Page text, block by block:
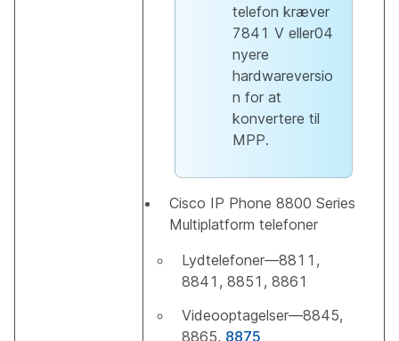
telefon kræver
7841 V eller04
nyere
hardwareversio
n for at
konvertere til
MPP.
Cisco IP Phone 8800 Series
Multiplatform telefoner
Lydtelefoner—8811,
8841, 8851, 8861
Videooptagelser—8845,
8865, 8875